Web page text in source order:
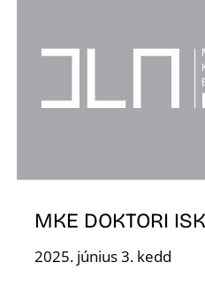
MKE DOKTORI
2025. június 3. kedd